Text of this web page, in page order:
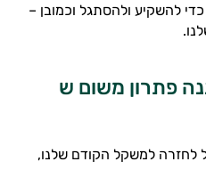
להשקיע ולהסתגל וכמובן –
פתרון משום ש
לחזרה למשקל הקודם שלנו,